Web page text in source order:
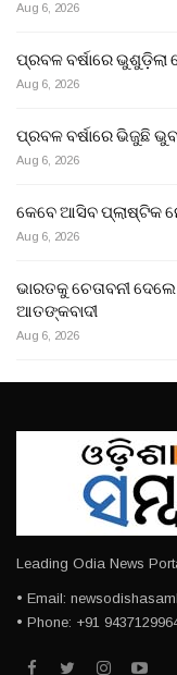
Aug 6, 2026
ପ୍ରବଳ ବର୍ଷାରେ
Aug 6, 2026
ପ୍ରବଳ ବର୍ଷାରେ ଭିଜୁଛି
Aug 6, 2026
କେବେ ଆସିବ ପ୍ଲାଷ୍ଟିକ
Aug 6, 2026
ଭାରତକୁ ଚେତାବନୀ
ଆତଙ୍କବାଦୀ
Aug 6, 2026
Leading Odia News
• Email:
• Phone: +91